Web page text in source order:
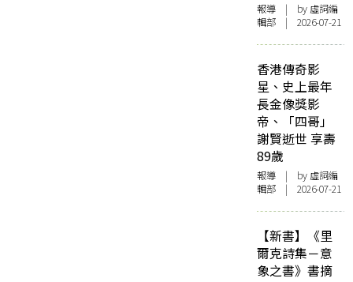
報導 | by 虛詞編
輯部 | 2026-07-21
香港傳奇影
星、史上最年
長金像獎影
帝、「四哥」
謝賢逝世 享壽
89歲
報導 | by 虛詞編
輯部 | 2026-07-21
【新書】《里
爾克詩集－意
象之書》書摘